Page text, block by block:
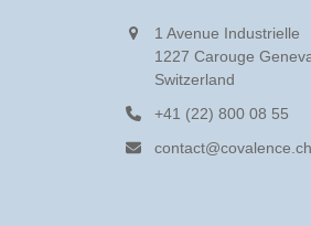
1 Avenue Industrielle
1227 Carouge
Switzerland
+41 (22) 800 08 55
contact@covalence.ch